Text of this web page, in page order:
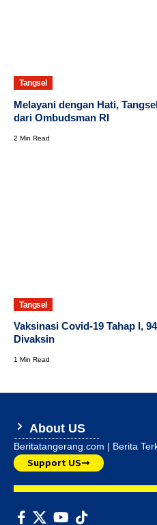
Tangsel
Melayani dengan Hati,
dari Ombudsman RI
2 Min Read
Tangsel
Vaksinasi Covid-19 Tahap I,
Divaksin
1 Min Read
About US
Beritatangerang.com | Berita
Support US